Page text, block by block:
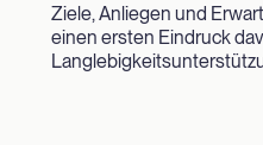
Ziele, Anliegen und
einen ersten Eindruck